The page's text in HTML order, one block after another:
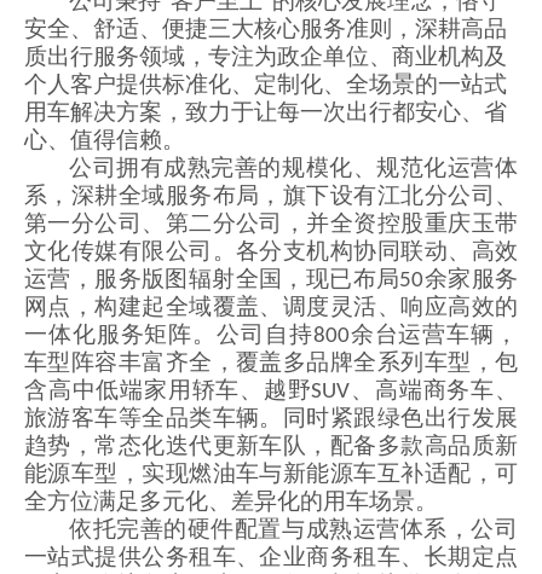
安全、舒适、便捷三大核心服务准则，深耕高品
质出行服务领域，专注为政企单位、商业机构及
个人客户提供标准化、定制化、全场景的一站式
用车解决方案，致力于让每一次出行都安心、省
心、值得信赖。
公司拥有成熟完善的规模化、规范化运营体
系，深耕全域服务布局，旗下设有江北分公司、
第一分公司、第二分公司，并全资控股重庆玉带
文化传媒有限公司。各分支机构协同联动、高效
运营，服务版图辐射全国，现已布局50余家服务
网点，构建起全域覆盖、调度灵活、响应高效的
一体化服务矩阵。公司自持800余台运营车辆，
车型阵容丰富齐全，覆盖多品牌全系列车型，包
含高中低端家用轿车、越野SUV、高端商务车、
旅游客车等全品类车辆。同时紧跟绿色出行发展
趋势，常态化迭代更新车队，配备多款高品质新
能源车型，实现燃油车与新能源车互补适配，可
全方位满足多元化、差异化的用车场景。
依托完善的硬件配置与成熟运营体系，公司
一站式提供公务租车、企业商务租车、长期定点